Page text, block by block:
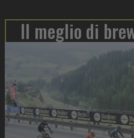
Il meglio di